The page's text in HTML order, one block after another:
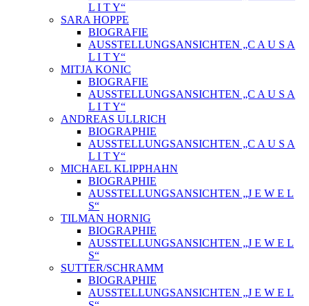
L I T Y“
SARA HOPPE
BIOGRAFIE
AUSSTELLUNGSANSICHTEN „C A U S A
L I T Y“
MITJA KONIC
BIOGRAFIE
AUSSTELLUNGSANSICHTEN „C A U S A
L I T Y“
ANDREAS ULLRICH
BIOGRAPHIE
AUSSTELLUNGSANSICHTEN „C A U S A
L I T Y“
MICHAEL KLIPPHAHN
BIOGRAPHIE
AUSSTELLUNGSANSICHTEN „J E W E L
S“
TILMAN HORNIG
BIOGRAPHIE
AUSSTELLUNGSANSICHTEN „J E W E L
S“
SUTTER/SCHRAMM
BIOGRAPHIE
AUSSTELLUNGSANSICHTEN „J E W E L